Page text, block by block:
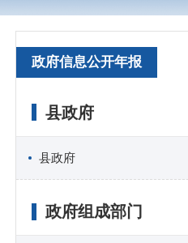
政府信息公开年报
县政府
县政府
政府组成部门